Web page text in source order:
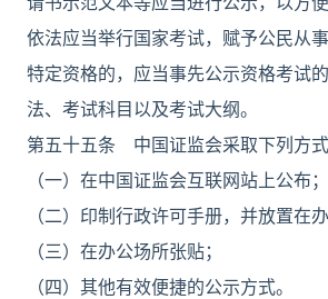
依法应当举行国家考试，赋予公民从
特定资格的，应当事先公示资格考试
法、考试科目以及考试大纲。
第五十五条 中国证监会采取下列方式
（一）在中国证监会互联网站上公布；
（二）印制行政许可手册，并放置在办
（三）在办公场所张贴；
（四）其他有效便捷的公示方式。